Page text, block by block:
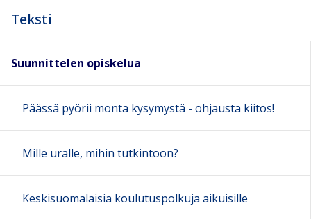
Teksti
Suunnittelen opiskelua
Päässä pyörii monta kysymystä - ohjausta kiitos!
Mille uralle, mihin tutkintoon?
Keskisuomalaisia koulutuspolkuja aikuisille